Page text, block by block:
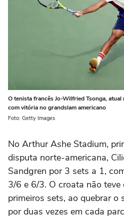
O tenista francês Jo-Wilfried Tsonga,
com vitória no grandslam americano
Foto: Getty Images
No Arthur Ashe Stadium,
disputa norte-americana,
Sandgren por 3 sets a 1,
3/6 e 6/3. O croata não
primeiros sets, ao quebrar o
por duas vezes em cada